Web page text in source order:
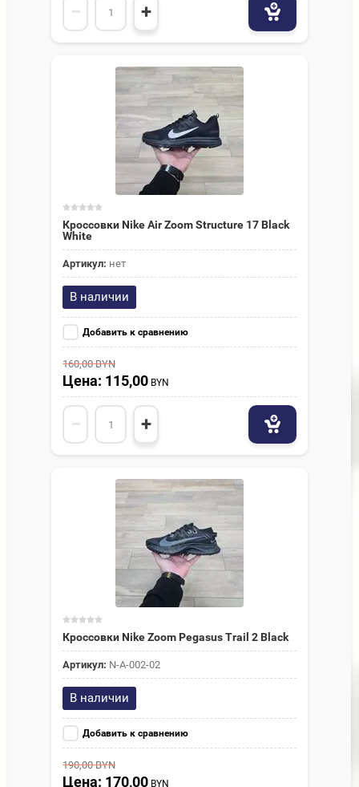
− +
Кроссовки Nike Air Zoom Structure 17 Black
White
Артикул: нет
В наличии
Добавить к сравнению
160,00BYN
Цена: 115,00 BYN
− +
Кроссовки Nike Zoom Pegasus Trail 2 Black
Артикул: N-A-002-02
В наличии
Добавить к сравнению
190,00BYN
Цена: 170,00 BYN